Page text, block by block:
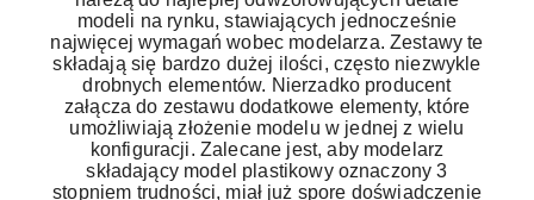
modeli na rynku, stawiających jednocześnie
najwięcej wymagań wobec modelarza. Zestawy te
składają się bardzo dużej ilości, często niezwykle
drobnych elementów. Nierzadko producent
załącza do zestawu dodatkowe elementy, które
umożliwiają złożenie modelu w jednej z wielu
konfiguracji. Zalecane jest, aby modelarz
składający model plastikowy oznaczony 3
stopniem trudności, miał już spore doświadczenie